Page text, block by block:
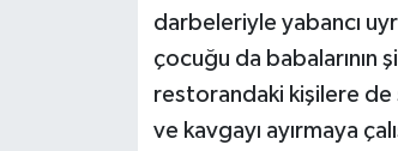
darbeleriyle yabancı
çocuğu da babalarının
restorandaki kişilere de
ve kavgayı ayırmaya